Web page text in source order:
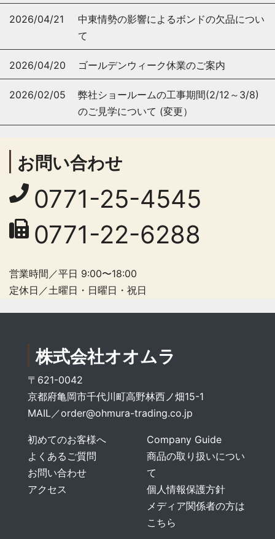
2026/04/21
中東情勢の影響によるボンドの欠品につい
て
2026/04/20 ゴールデンウィーク休業のご案内
2026/02/05
弊社ショールームの工事期間(2/12～3/8)
のご見学について (変更）
お問い合わせ
0771-25-4545
0771-22-6288
営業時間／平日 9:00〜18:00
定休日／土曜日・日曜日・祝日
株式会社オオムラ
〒621-0042
京都府亀岡市千代川町高野林西ノ畑15-1
MAIL／order@ohmura-trading.co.jp
初めてのお客様へ
よくあるご質問
お問い合わせ
アクセス
Company Guide
商品の取り扱いについ
て
個人情報保護方針
メディア関係者の方は
こちら